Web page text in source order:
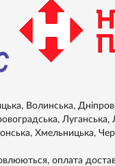
Волинська,
Хмельницька,
оплата